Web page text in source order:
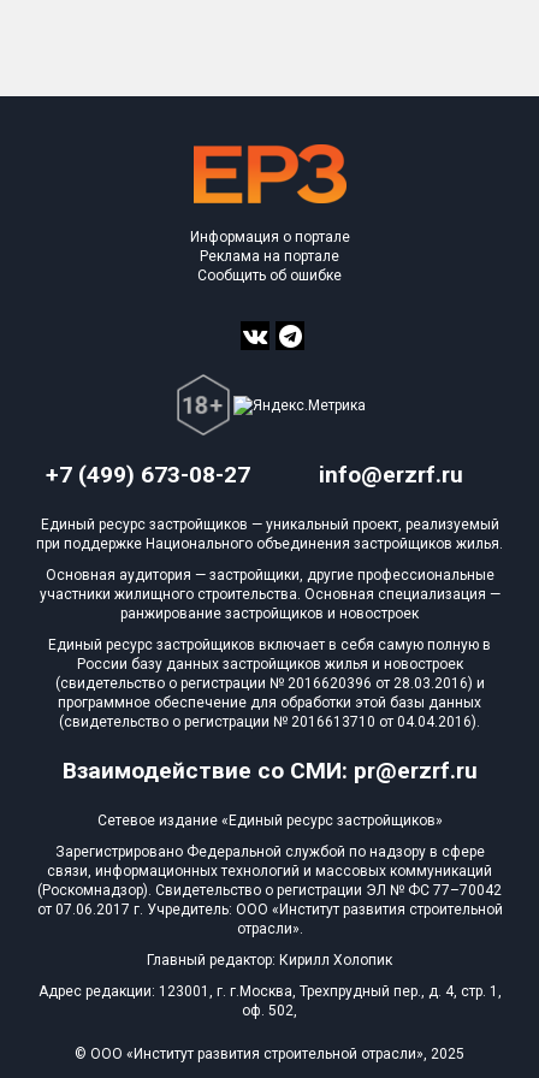
с продажами
Рейтинг ЕРЗ
Многоквартирных домов
Блокированных домов
Домов с апартаментами
Многоквартирных домов
0 из 11
Квартир, апартаментов,
блоков в БД
19 из 9 622
+7 (499) 673-08-27 info@erzrf.ru
Взаимодействие со СМИ: pr@erzrf.ru
Информация о портале
Реклама на портале
Сообщить об ошибке
Единый ресурс застройщиков — уникальный проект, реализуемый
при поддержке Национального объединения застройщиков жилья.
Основная аудитория — застройщики, другие профессиональные
участники жилищного строительства. Основная специализация —
ранжирование застройщиков и новостроек
Единый ресурс застройщиков включает в себя самую полную в
России базу данных застройщиков жилья и новостроек
(свидетельство о регистрации № 2016620396 от 28.03.2016) и
программное обеспечение для обработки этой базы данных
(свидетельство о регистрации № 2016613710 от 04.04.2016).
Сетевое издание «Единый ресурс застройщиков»
Зарегистрировано Федеральной службой по надзору в сфере
связи, информационных технологий и массовых коммуникаций
(Роскомнадзор). Свидетельство о регистрации ЭЛ № ФС 77–70042
от 07.06.2017 г. Учредитель: ООО «Институт развития строительной
отрасли».
Главный редактор: Кирилл Холопик
Адрес редакции: 123001, г. г.Москва, Трехпрудный пер., д. 4, стр. 1,
оф. 502,
© ООО «Институт развития строительной отрасли», 2025